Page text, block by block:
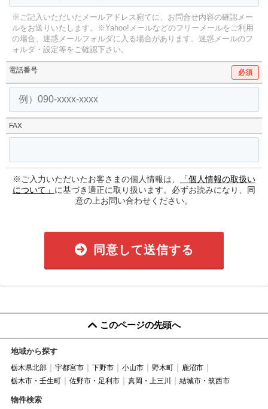
※ご記入いただいたメールアドレス宛てに、お問合せ内容の確認メー
ルをお送りいたします。
※Yahoo!メールなどのフリーメールをご利用
の場合、迷惑メールフォルダに入る場合があります。 迷惑メールのフ
ォルダ・設定等をご確認下さい。
電話番号 必須
FAX
※ご入力いただいたお客さまの個人情報は、
「個人情報の取扱い
について」 に基づき適正に取り扱います。必ずお読みになり、同
意の上お問い合わせください。
同意して送信する
このページの先頭へ
地域から探す
栃木県北部 宇都宮市 下野市 小山市 野木町
鹿沼市
栃木市・壬生町
佐野市・足利市 真岡・上三川 結城市・筑西市
物件検索